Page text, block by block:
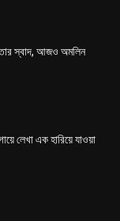
স্বাদ, আজও অমলিন
লেখা এক হারিয়ে যাওয়া